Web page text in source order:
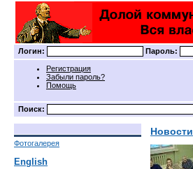
Логин: Пароль:
Регистрация
Забыли пароль?
Помощь
Поиск:
Фотогалерея
English
Новости